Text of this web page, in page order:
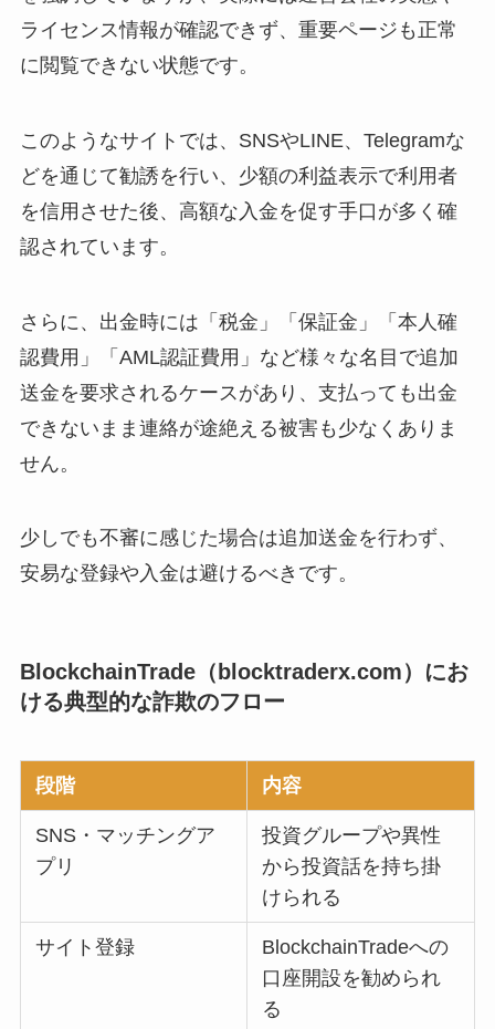
ライセンス情報が確認できず、重要ページも正常
に閲覧できない状態です。
このようなサイトでは、SNSやLINE、Telegramな
どを通じて勧誘を行い、少額の利益表示で利用者
を信用させた後、高額な入金を促す手口が多く確
認されています。
さらに、出金時には「税金」「保証金」「本人確
認費用」「AML認証費用」など様々な名目で追加
送金を要求されるケースがあり、支払っても出金
できないまま連絡が途絶える被害も少なくありま
せん。
少しでも不審に感じた場合は追加送金を行わず、
安易な登録や入金は避けるべきです。
BlockchainTrade（blocktraderx.com）にお
ける典型的な詐欺のフロー
段階 内容
SNS・マッチングア
プリ
投資グループや異性
から投資話を持ち掛
けられる
サイト登録
BlockchainTradeへの
口座開設を勧められ
る